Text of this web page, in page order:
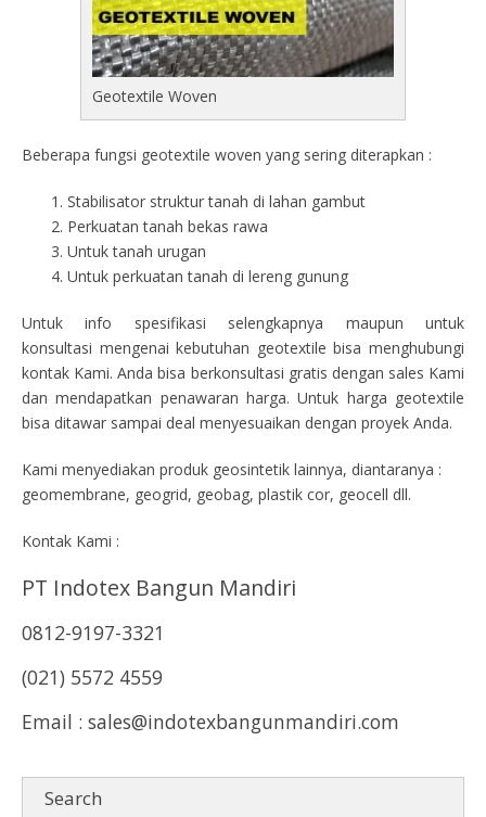
Geotextile Woven
Beberapa fungsi geotextile woven yang sering diterapkan :
Stabilisator struktur tanah di lahan gambut
Perkuatan tanah bekas rawa
Untuk tanah urugan
Untuk perkuatan tanah di lereng gunung
Untuk info spesifikasi selengkapnya maupun untuk
konsultasi mengenai kebutuhan geotextile bisa menghubungi
kontak Kami. Anda bisa berkonsultasi gratis dengan sales Kami
dan mendapatkan penawaran harga. Untuk harga geotextile
bisa ditawar sampai deal menyesuaikan dengan proyek Anda.
Kami menyediakan produk geosintetik lainnya, diantaranya :
geomembrane, geogrid, geobag, plastik cor, geocell dll.
Kontak Kami :
PT Indotex Bangun Mandiri
0812-9197-3321
(021) 5572 4559
Email : sales@indotexbangunmandiri.com
Search